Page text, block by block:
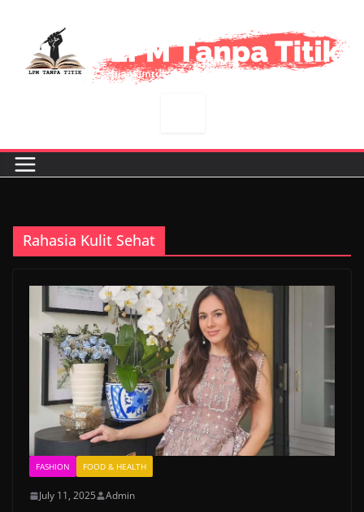
content
Rahasia Kulit Sehat
FASHION FOOD & HEALTH
July 11, 2025 Admin